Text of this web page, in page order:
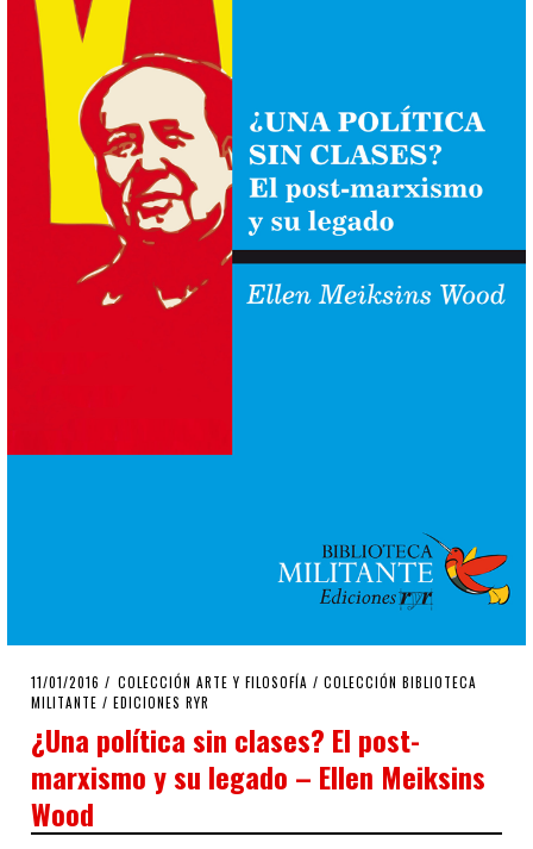
POSTED
ON
11/01/2016 16/11/2019
COLECCIÓN ARTE Y FILOSOFÍA / COLECCIÓN BIBLIOTECA
MILITANTE / EDICIONES RYR
¿Una política sin clases? El post-
marxismo y su legado – Ellen Meiksins
Wood